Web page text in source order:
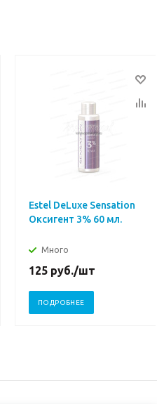
Estel DeLuxe Sensation
Оксигент 3% 60 мл.
Много
125 руб./шт
ПОДРОБНЕЕ